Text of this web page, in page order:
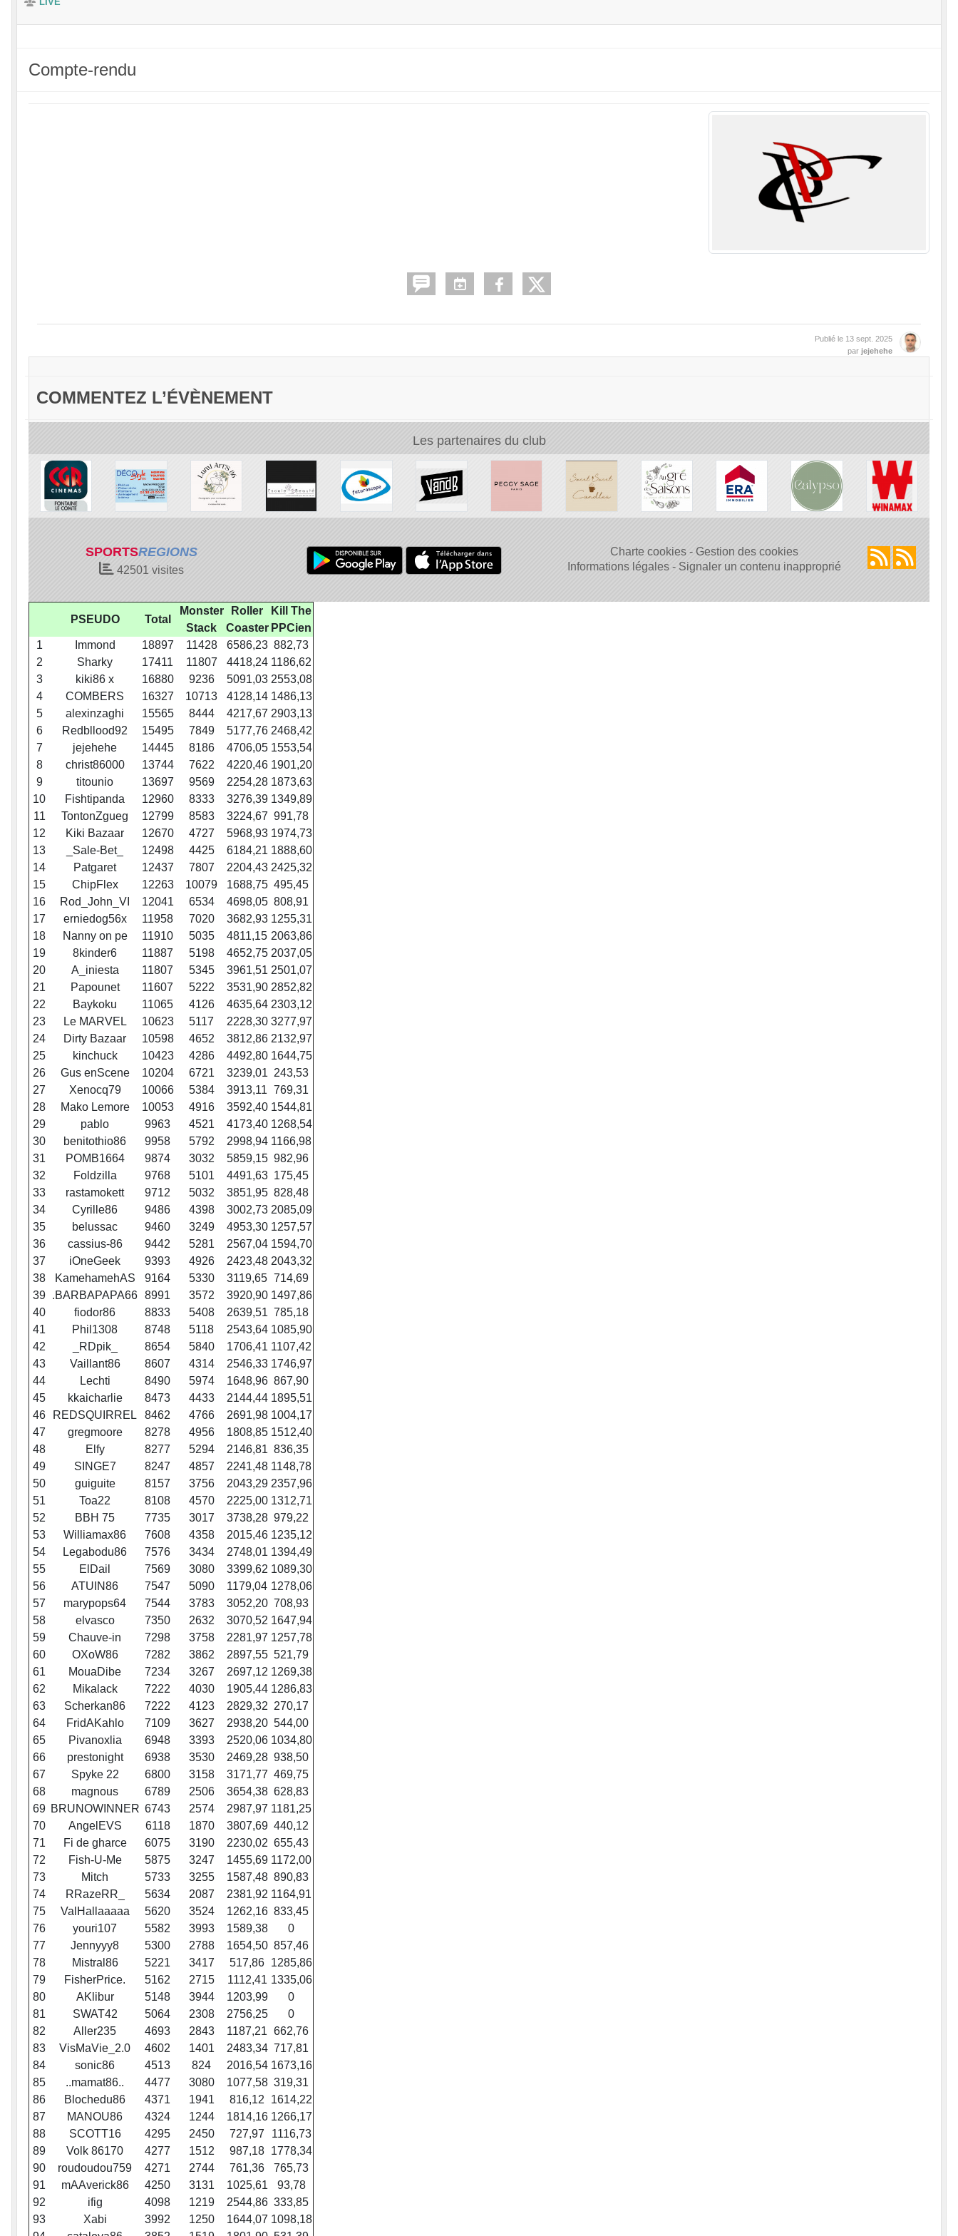
Compte-rendu
Publié le 13 sept. 2025
par jejehehe
COMMENTEZ L’ÉVÈNEMENT
Connectez-vouspour pouvoir participer aux commentaires.
Les partenaires du club
SPORTSREGIONS
42501 visites
Charte cookies
Gestion des cookies
Informations légales
Signaler un contenu inapproprié
PSEUDO Total
Monster
Stack
Roller
Coaster
Kill The
PPCien
1
Immond 18897 11428 6586,23 882,73
2
Sharky 17411 11807 4418,24 1186,62
3
kiki86 x 16880 9236 5091,03 2553,08
4
COMBERS 16327 10713 4128,14 1486,13
5
alexinzaghi 15565 8444 4217,67 2903,13
6
Redbllood92 15495 7849 5177,76 2468,42
7
jejehehe 14445 8186 4706,05 1553,54
8
christ86000 13744 7622 4220,46 1901,20
9
titounio 13697 9569 2254,28 1873,63
10
Fishtipanda 12960 8333 3276,39 1349,89
11
TontonZgueg 12799 8583 3224,67 991,78
12
Kiki Bazaar 12670 4727 5968,93 1974,73
13
_Sale-Bet_ 12498 4425 6184,21 1888,60
14
Patgaret 12437 7807 2204,43 2425,32
15
ChipFlex 12263 10079 1688,75 495,45
16
Rod_John_VI 12041 6534 4698,05 808,91
17
erniedog56x 11958 7020 3682,93 1255,31
18
Nanny on pe 11910 5035 4811,15 2063,86
19
8kinder6 11887 5198 4652,75 2037,05
20
A_iniesta 11807 5345 3961,51 2501,07
21
Papounet 11607 5222 3531,90 2852,82
22
Baykoku 11065 4126 4635,64 2303,12
23
Le MARVEL 10623 5117 2228,30 3277,97
24
Dirty Bazaar 10598 4652 3812,86 2132,97
25
kinchuck 10423 4286 4492,80 1644,75
26
Gus enScene 10204 6721 3239,01 243,53
27
Xenocq79 10066 5384 3913,11 769,31
28
Mako Lemore 10053 4916 3592,40 1544,81
29
pablo 9963 4521 4173,40 1268,54
30
benitothio86 9958 5792 2998,94 1166,98
31
POMB1664 9874 3032 5859,15 982,96
32
Foldzilla 9768 5101 4491,63 175,45
33
rastamokett 9712 5032 3851,95 828,48
34
Cyrille86 9486 4398 3002,73 2085,09
35
belussac 9460 3249 4953,30 1257,57
36
cassius-86 9442 5281 2567,04 1594,70
37
iOneGeek 9393 4926 2423,48 2043,32
38
KamehamehAS 9164 5330 3119,65 714,69
39 .BARBAPAPA66 8991 3572 3920,90 1497,86
40
fiodor86 8833 5408 2639,51 785,18
41
Phil1308 8748 5118 2543,64 1085,90
42
_RDpik_ 8654 5840 1706,41 1107,42
43
Vaillant86 8607 4314 2546,33 1746,97
44
Lechti 8490 5974 1648,96 867,90
45
kkaicharlie 8473 4433 2144,44 1895,51
46
REDSQUIRREL 8462 4766 2691,98 1004,17
47
gregmoore 8278 4956 1808,85 1512,40
48
Elfy 8277 5294 2146,81 836,35
49
SINGE7 8247 4857 2241,48 1148,78
50
guiguite 8157 3756 2043,29 2357,96
51
Toa22 8108 4570 2225,00 1312,71
52
BBH 75 7735 3017 3738,28 979,22
53
Williamax86 7608 4358 2015,46 1235,12
54
Legabodu86 7576 3434 2748,01 1394,49
55
ElDail 7569 3080 3399,62 1089,30
56
ATUIN86 7547 5090 1179,04 1278,06
57
marypops64 7544 3783 3052,20 708,93
58
elvasco 7350 2632 3070,52 1647,94
59
Chauve-in 7298 3758 2281,97 1257,78
60
OXoW86 7282 3862 2897,55 521,79
61
MouaDibe 7234 3267 2697,12 1269,38
62
Mikalack 7222 4030 1905,44 1286,83
63
Scherkan86 7222 4123 2829,32 270,17
64
FridAKahlo 7109 3627 2938,20 544,00
65
Pivanoxlia 6948 3393 2520,06 1034,80
66
prestonight 6938 3530 2469,28 938,50
67
Spyke 22 6800 3158 3171,77 469,75
68
magnous 6789 2506 3654,38 628,83
69 BRUNOWINNER 6743 2574 2987,97 1181,25
70
AngelEVS 6118 1870 3807,69 440,12
71
Fi de gharce 6075 3190 2230,02 655,43
72
Fish-U-Me 5875 3247 1455,69 1172,00
73
Mitch 5733 3255 1587,48 890,83
74
RRazeRR_ 5634 2087 2381,92 1164,91
75
ValHallaaaaa 5620 3524 1262,16 833,45
76
youri107 5582 3993 1589,38
0
77
Jennyyy8 5300 2788 1654,50 857,46
78
Mistral86 5221 3417 517,86 1285,86
79
FisherPrice. 5162 2715 1112,41 1335,06
80
AKlibur 5148 3944 1203,99
0
81
SWAT42 5064 2308 2756,25
0
82
Aller235 4693 2843 1187,21 662,76
83
VisMaVie_2.0 4602 1401 2483,34 717,81
84
sonic86 4513 824 2016,54 1673,16
85
..mamat86.. 4477 3080 1077,58 319,31
86
Blochedu86 4371 1941 816,12
1614,22
87
MANOU86 4324 1244 1814,16 1266,17
88
SCOTT16 4295 2450 727,97
1116,73
89
Volk 86170 4277 1512 987,18 1778,34
90
roudoudou759 4271 2744 761,36
765,73
91
mAAverick86 4250 3131 1025,61
93,78
92
ifig 4098 1219 2544,86 333,85
93
Xabi 3992 1250 1644,07 1098,18